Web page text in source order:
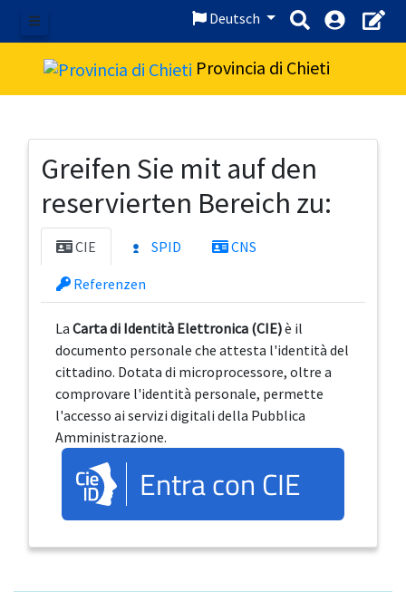
Speisekarte
Deutsch
Provincia di Chieti
Greifen Sie mit auf den
reservierten Bereich zu:
CIE SPID CNS
Referenzen
La Carta di Identità Elettronica (CIE)è il
documento personale che attesta l'identità del
cittadino. Dotata di microprocessore, oltre a
comprovare l'identità personale, permette
l'accesso ai servizi digitali della Pubblica
Amministrazione.
Entra con CIE